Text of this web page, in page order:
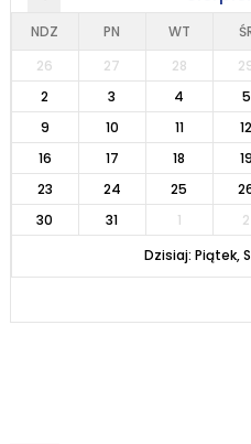
NDZ PN WT
26
27 28
2
3 4 5
9
10 11 12
16
17 18 19
23
24 25
30
31 1 2
Dzisiaj: Piątek,